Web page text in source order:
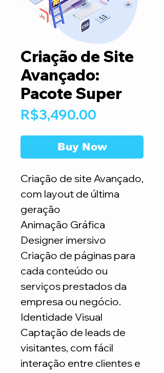
Criação de Site
Avançado:
Pacote Super
R$3,490.00
Buy Now
Criação de site Avançado,
com layout de última
geração
Animação Gráfica
Designer imersivo
Criação de páginas para
cada conteúdo ou
serviços prestados da
empresa ou negócio.
Identidade Visual
Captação de leads de
visitantes, com fácil
interação entre clientes e